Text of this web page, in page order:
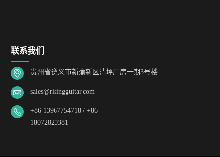
联系我们
贵州省遵义市新蒲新区清坪厂房一期3号楼
sales@risingguitar.com
+86 13967754718 / +86
18072820381